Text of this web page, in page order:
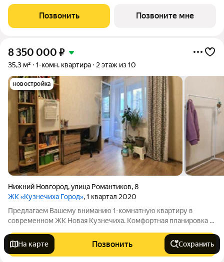
перепланировка под проект. Варианты: кухня-гостиная-
столовые, изолированные спальные
Позвонить Позвоните мне
8 350 000 ₽
35,3 м² 1-комн. квартира 2 этаж из 10
новостройка
Нижний Новгород,улица Романтиков,8
ЖК «Кузнечиха Город», 1 квартал 2020
Предлагаем Вашему вниманию 1-комнатную квартиру в
современном ЖК Новая Кузнечиха. Комфортная планировка в
Кухня-гостиная 16,0 кв. м. Уютная спальня 10,8 кв. м. с выходом
на застекленную лоджию
Позвонить
На карте Сохранить